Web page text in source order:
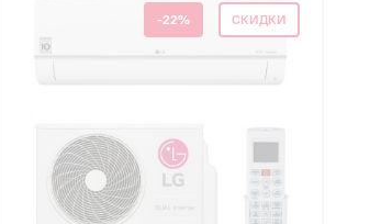
-22% СКИДКИ